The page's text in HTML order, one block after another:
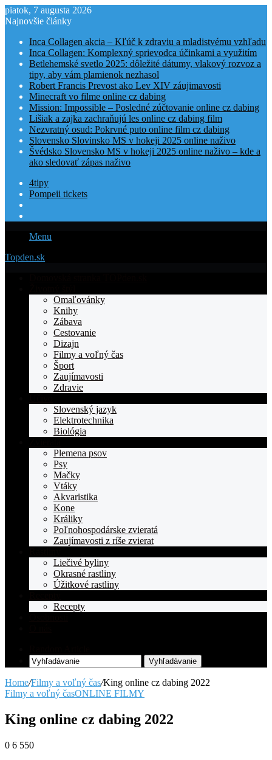
piatok, 7 augusta 2026
Najnovšie články
Inca Collagen akcia – Kľúč k zdraviu a mladistvému vzhľadu
Inca Collagen: Komplexný sprievodca účinkami a využitím
Betlehemské svetlo 2025: dôležité dátumy, vlakový rozvoz a
tipy, aby vám plamienok nezhasol
Robert Francis Prevost ako Lev XIV záujimavosti
Minecraft vo filme online cz dabing
Mission: Impossible – Posledné zúčtovanie online cz dabing
Lišiak a zajka zachraňujú les online cz dabing film
Nezvratný osud: Pokrvné puto online film cz dabing
Slovensko Slovinsko MS v hokeji 2025 online naživo
Švédsko Slovensko MS v hokeji 2025 online naživo – kde a
ako sledovať zápas naživo
4tipy
Pompeii tickets
Menu
Topden.sk
Omaľovánky
Knihy
Zábava
Cestovanie
Dizajn
Filmy a voľný čas
Šport
Zaujímavosti
Zdravie
Slovenský jazyk
Elektrotechnika
Biológia
Plemena psov
Psy
Mačky
Vtáky
Akvaristika
Kone
Králiky
Poľnohospodárske zvieratá
Zaujímavosti z ríše zvierat
Liečivé byliny
Okrasné rastliny
Úžitkové rastliny
Recepty
Vyhľadávanie
Home/Filmy a voľný čas/King online cz dabing 2022
Filmy a voľný časONLINE FILMY
King online cz dabing 2022
0 6 550